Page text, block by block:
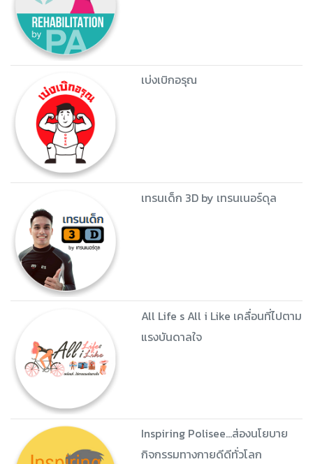
เบ่งเบิกอรุณ
เทรนเด็ก 3D by เทรนเนอร์ดุล
All Life s All i Like เคลื่อนที่ไปตาม
แรงบันดาลใจ
Inspiring Polisee...ส่องนโยบาย
กิจกรรมทางกายดีดีทั่วโลก